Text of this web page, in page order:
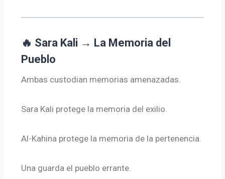
🔥 Sara Kali → La Memoria del
Pueblo
Ambas custodian memorias amenazadas.
Sara Kali protege la memoria del exilio.
Al-Kahina protege la memoria de la pertenencia.
Una guarda el pueblo errante.